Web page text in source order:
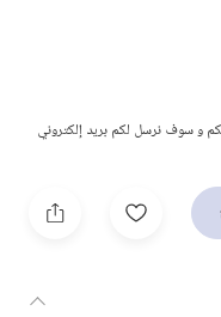
و سوف نرسل لكم بريد إلكتروني